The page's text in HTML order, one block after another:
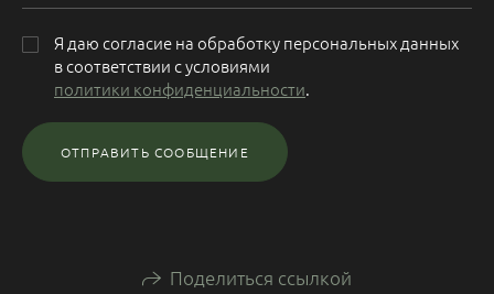
Я даю согласие на обработку персональных данных
в соответствии с условиями
политики конфиденциальности.
ОТПРАВИТЬ СООБЩЕНИЕ
Поделиться ссылкой